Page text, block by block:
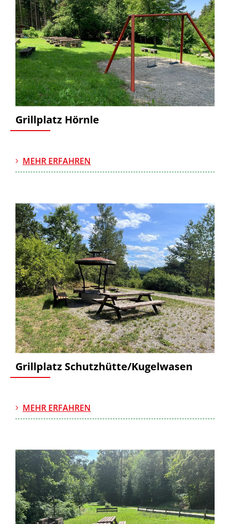
Grillplatz Hörnle
MEHR ERFAHREN
Grillplatz Schutzhütte/Kugelwasen
MEHR ERFAHREN